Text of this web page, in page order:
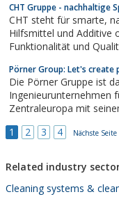
CHT Gruppe - nachhaltige
CHT steht für smarte, nachhaltige Chemie. Unsere chemischen
Hilfsmittel und Additive
Funktionalität und
Pörner Group: Let's create
Die Pörner Gruppe ist
Ingenieurunternehmen
1
2 3 4 Nächste Seite
Related industry
Cleaning systems &